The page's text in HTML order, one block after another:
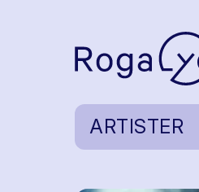
ARTISTER